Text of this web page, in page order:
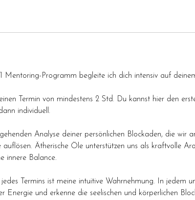
Mentoring-Programm begleite ich dich intensiv auf
Termin von mindestens 2 Std. Du kannst hier den
individuell.
Analyse deiner persönlichen Blockaden, die wir
auflösen. Ätherische Öle unterstützen uns als kraftvolle
innere Balance.
Termins ist meine intuitive Wahrnehmung. In jedem
Energie und erkenne die seelischen und körperlichen